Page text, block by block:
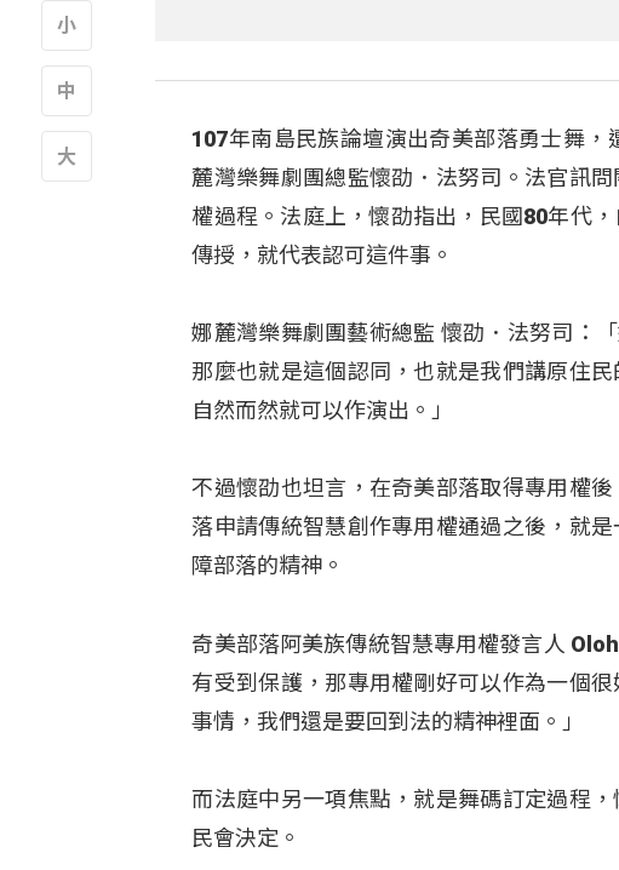
107年南島民族論壇演出奇美部落勇士舞
麓灣樂舞劇團總監懷劭．法努司。法官訊
權過程。法庭上，懷劭指出，民國80年代
傳授，就代表認可這件事。
娜麓灣樂舞劇團藝術總監 懷劭．法努司：
那麼也就是這個認同，也就是我們講原住
自然而然就可以作演出。」
不過懷劭也坦言，在奇美部落取得專用權
落申請傳統智慧創作專用權通過之後，就
障部落的精神。
奇美部落阿美族傳統智慧專用權發言人
有受到保護，那專用權剛好可以作為一個
事情，我們還是要回到法的精神裡面。」
而法庭中另一項焦點，就是舞碼訂定過程
民會決定。